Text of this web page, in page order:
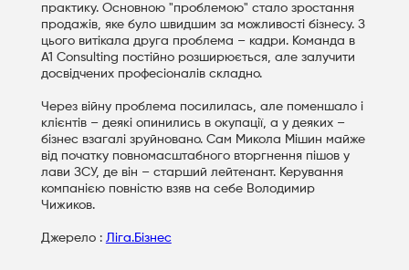
практику. Основною "проблемою" стало зростання
продажів, яке було швидшим за можливості бізнесу. З
цього витікала друга проблема – кадри. Команда в
A1 Consulting постійно розширюється, але залучити
досвідчених професіоналів складно.
Через війну проблема посилилась, але поменшало і
клієнтів – деякі опинились в окупації, а у деяких –
бізнес взагалі зруйновано. Сам Микола Мішин майже
від початку повномасштабного вторгнення пішов у
лави ЗСУ, де він – старший лейтенант. Керування
компанією повністю взяв на себе Володимир
Чижиков.
Джерело : Ліга.Бізнес